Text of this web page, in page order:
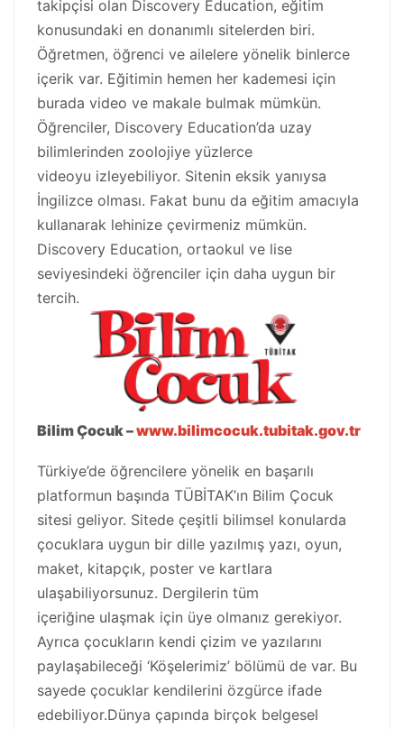
takipçisi olan Discovery Education, eğitim
konusundaki en donanımlı sitelerden biri.
Öğretmen, öğrenci ve ailelere yönelik binlerce
içerik var. Eğitimin hemen her kademesi için
burada video ve makale bulmak mümkün.
Öğrenciler, Discovery Education’da uzay
bilimlerinden zoolojiye yüzlerce
videoyu izleyebiliyor. Sitenin eksik yanıysa
İngilizce olması. Fakat bunu da eğitim amacıyla
kullanarak lehinize çevirmeniz mümkün.
Discovery Education, ortaokul ve lise
seviyesindeki öğrenciler için daha uygun bir
tercih.
Bilim Çocuk –www.bilimcocuk.tubitak.gov.tr
Türkiye’de öğrencilere yönelik en başarılı
platformun başında TÜBİTAK’ın Bilim Çocuk
sitesi geliyor. Sitede çeşitli bilimsel konularda
çocuklara uygun bir dille yazılmış yazı, oyun,
maket, kitapçık, poster ve kartlara
ulaşabiliyorsunuz. Dergilerin tüm
içeriğine ulaşmak için üye olmanız gerekiyor.
Ayrıca çocukların kendi çizim ve yazılarını
paylaşabileceği ‘Köşelerimiz’ bölümü de var. Bu
sayede çocuklar kendilerini özgürce ifade
edebiliyor.Dünya çapında birçok belgesel